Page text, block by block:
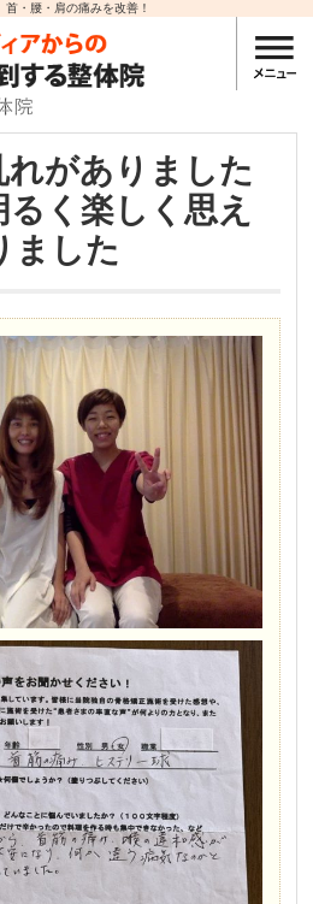
・腰・肩の痛みを改善！
れがありました
く楽しく思え
ました